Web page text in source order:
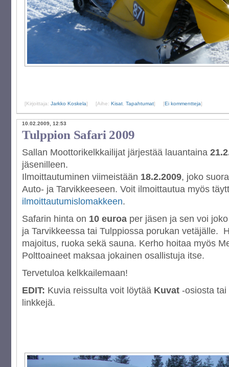
[Kirjoittaja: Jarkko Koskela] [Aihe: Kisat Tapahtumat] [Ei kommentteja]
10.02.2009, 12:53
Tulppion Safari 2009
Sallan Moottorikelkkailijat järjestää lauantaina
jäsenilleen.
Ilmoittautuminen viimeistään 18.2.2009, joko
Auto- ja Tarvikkeeseen. Voit ilmoittautua myös
ilmoittautumislomakkeen.
Safarin hinta on 10 euroa per jäsen ja sen voi
ja Tarvikkeessa tai Tulppiossa porukan vetäjälle.
majoitus, ruoka sekä sauna. Kerho hoitaa myös
Polttoaineet maksaa jokainen osallistuja itse.
Tervetuloa kelkkailemaan!
EDIT: Kuvia reissulta voit löytää Kuvat -osiosta
linkkejä.